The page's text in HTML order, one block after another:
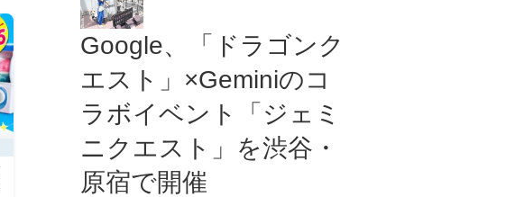
Google、「ドラゴンク
エスト」×Geminiのコ
ラボイベント「ジェミ
ニクエスト」を渋谷・
原宿で開催